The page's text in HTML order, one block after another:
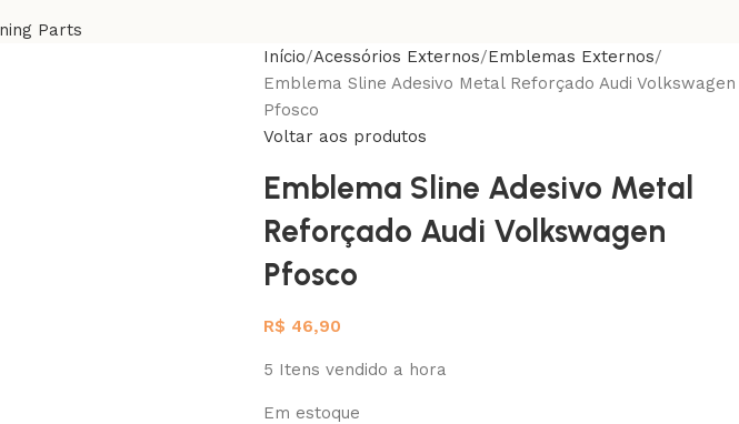
Parts
Início Acessórios Externos Emblemas Externos
Emblema Sline Adesivo Metal Reforçado Audi Volkswagen
Pfosco
Voltar aos produtos
Emblema Sline Adesivo Metal
Reforçado Audi Volkswagen
Pfosco
R$ 46,90
5 Itens vendido a hora
Em estoque